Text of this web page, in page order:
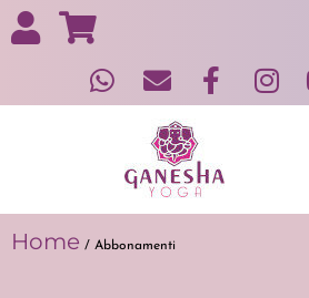
Home / Abbonamenti